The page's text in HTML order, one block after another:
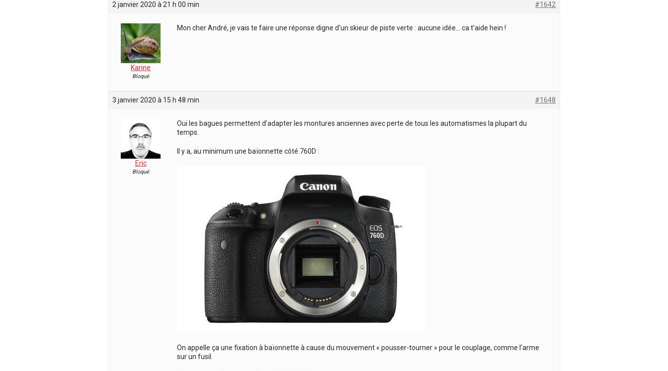
2 janvier 2020 à 21 h 00 min #1642
Karine
Bloqué
Mon cher André, je vais te faire une réponse digne d’un skieur de piste verte : aucune idée… ca t’aide hein !
3 janvier 2020 à 15 h 48 min #1648
Eric
Bloqué
Oui les bagues permettent d’adapter les montures anciennes avec perte de tous les automatismes la plupart du
temps.
Il y a, au minimum une baïonnette côté 760D :
On appelle ça une fixation à baïonnette à cause du mouvement « pousser-tourner » pour le couplage, comme l’arme
sur un fusil.